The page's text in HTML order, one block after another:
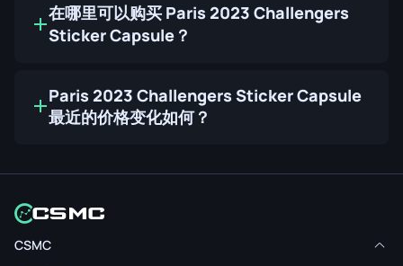
在哪里可以购买 Paris 2023 Challengers
Sticker Capsule？
Paris 2023 Challengers Sticker Capsule
最近的价格变化如何？
CSMC